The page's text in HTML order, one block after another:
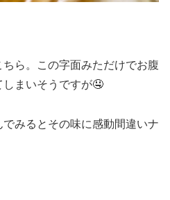
ら。この字面みただけでお腹
まいそうですが🤤
みるとその味に感動間違いナ